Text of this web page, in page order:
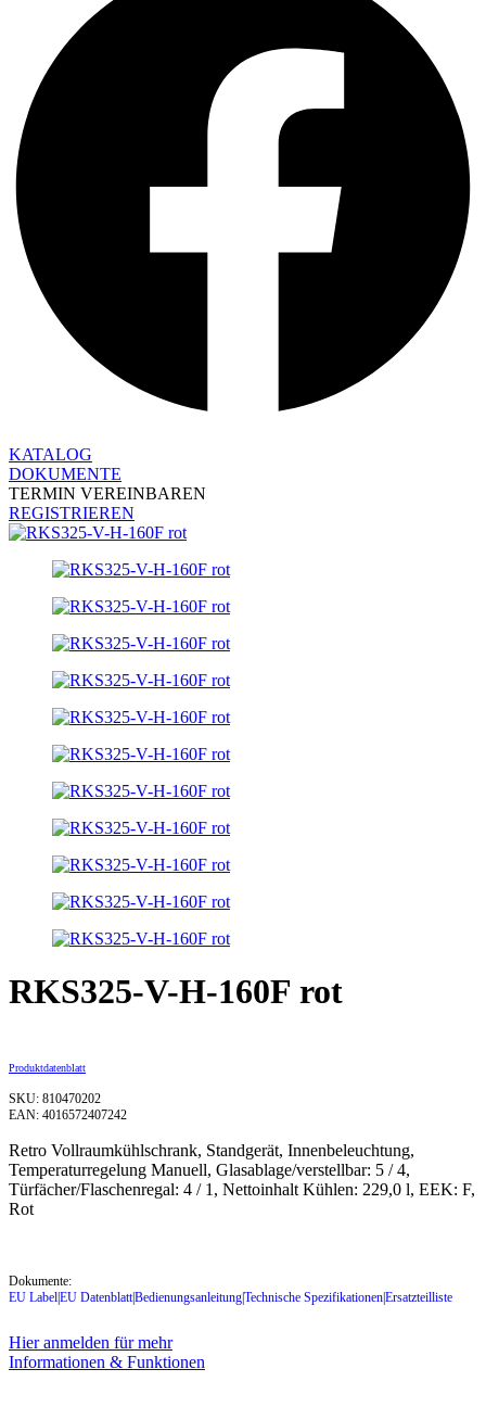
KATALOG
DOKUMENTE
TERMIN VEREINBAREN
REGISTRIEREN
RKS325-V-H-160F rot
Produktdatenblatt
SKU: 810470202
EAN: 4016572407242
Retro Vollraumkühlschrank, Standgerät, Innenbeleuchtung,
Temperaturregelung Manuell, Glasablage/verstellbar: 5 / 4,
Türfächer/Flaschenregal: 4 / 1, Nettoinhalt Kühlen: 229,0 l, EEK: F,
Rot
Dokumente:
EU Label|EU Datenblatt|Bedienungsanleitung|Technische Spezifikationen|Ersatzteilliste
Hier anmelden für mehr
Informationen & Funktionen